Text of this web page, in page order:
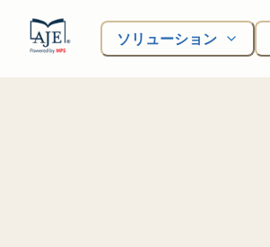
ソリューション